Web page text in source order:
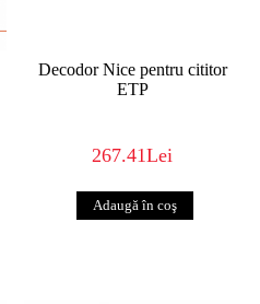
Decodor Nice pentru cititor
ETP
267.41Lei